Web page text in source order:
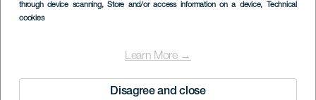
through device scanning, Store and/or access information on a device, Technical
cookies
Learn More →
Disagree and close